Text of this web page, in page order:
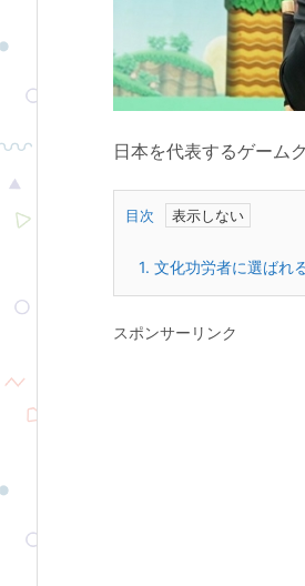
日本を代表するゲーム
目次
1. 文化功労者に選ばれ
スポンサーリンク